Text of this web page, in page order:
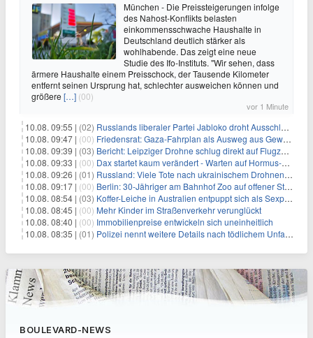
München - Die Preissteigerungen infolge
des Nahost-Konflikts belasten
einkommensschwache Haushalte in
Deutschland deutlich stärker als
wohlhabende. Das zeigt eine neue
Studie des Ifo-Instituts. "Wir sehen, dass
ärmere Haushalte einem Preisschock, der Tausende Kilometer
entfernt seinen Ursprung hat, schlechter ausweichen können und
größere […] (00)
vor 1 Minute
10.08. 09:55 | (02) Russlands liberaler Partei Jabloko droht Ausschluss von Wahl
10.08. 09:47 | (00) Friedensrat: Gaza-Fahrplan als Ausweg aus Gewaltspirale
10.08. 09:39 | (03) Bericht: Leipziger Drohne schlug direkt auf Flugzeug ein
10.08. 09:33 | (00) Dax startet kaum verändert - Warten auf Hormus-Öffnung geht weiter
10.08. 09:26 | (01) Russland: Viele Tote nach ukrainischem Drohnenangriff
10.08. 09:17 | (00) Berlin: 30-Jähriger am Bahnhof Zoo auf offener Straße erschossen
10.08. 08:54 | (03) Koffer-Leiche in Australien entpuppt sich als Sexpuppe
10.08. 08:45 | (00) Mehr Kinder im Straßenverkehr verunglückt
10.08. 08:40 | (00) Immobilienpreise entwickeln sich uneinheitlich
10.08. 08:35 | (01) Polizei nennt weitere Details nach tödlichem Unfall auf B470
BOULEVARD-NEWS